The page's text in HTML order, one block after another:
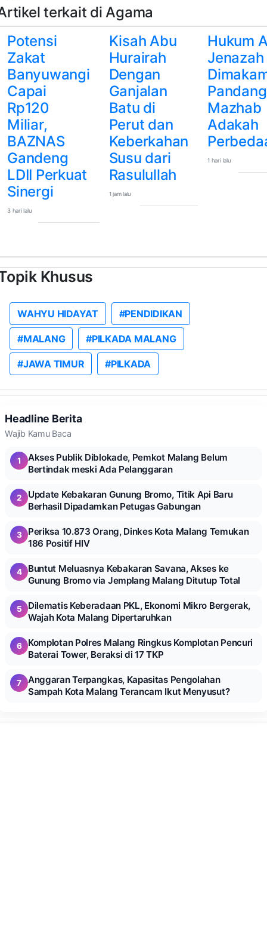
terkait di Agama
Potensi
Zakat
Banyuwangi
Capai
Rp120
Miliar,
BAZNAS
Gandeng
LDII Perkuat
Sinergi
3 hari lalu
Kisah Abu
Hurairah
Dengan
Ganjalan
Batu di
Perut dan
Keberkahan
Susu dari
Rasulullah
1 jam lalu
Hukum
Mazhab
Adakah
1 hari lalu
Khusus
WAHYU HIDAYAT #PENDIDIKAN
#MALANG #PILKADA MALANG
#JAWA TIMUR #PILKADA
Headline Berita
Wajib Kamu Baca
1
Akses Publik Diblokade, Pemkot Malang Belum
Bertindak meski Ada Pelanggaran
2
Update Kebakaran Gunung Bromo, Titik Api Baru
Berhasil Dipadamkan Petugas Gabungan
3
Periksa 10.873 Orang, Dinkes Kota Malang Temukan
186 Positif HIV
4
Buntut Meluasnya Kebakaran Savana, Akses ke
Gunung Bromo via Jemplang Malang Ditutup Total
5
Dilematis Keberadaan PKL, Ekonomi Mikro Bergerak,
Wajah Kota Malang Dipertaruhkan
6
Komplotan Polres Malang Ringkus Komplotan Pencuri
Baterai Tower, Beraksi di 17 TKP
7
Anggaran Terpangkas, Kapasitas Pengolahan
Sampah Kota Malang Terancam Ikut Menyusut?